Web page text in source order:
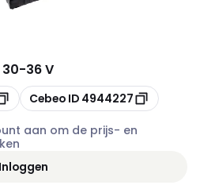
30-36 V
Kopiëren
Cebeo ID 4944227
aan om de prijs- en
Inloggen